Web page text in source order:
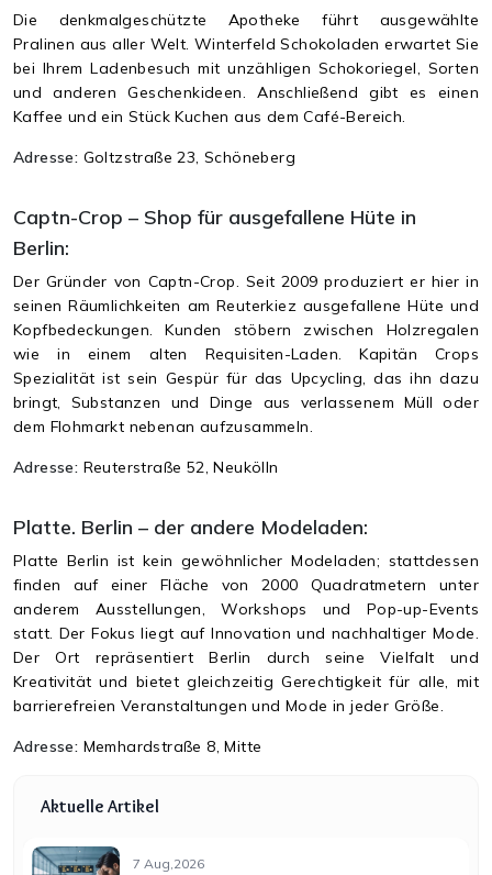
Die denkmalgeschützte Apotheke führt ausgewählte
Pralinen aus aller Welt. Winterfeld Schokoladen erwartet Sie
bei Ihrem Ladenbesuch mit unzähligen Schokoriegel, Sorten
und anderen Geschenkideen. Anschließend gibt es einen
Kaffee und ein Stück Kuchen aus dem Café-Bereich.
Adresse: Goltzstraße 23, Schöneberg
Captn-Crop – Shop für ausgefallene Hüte in
Berlin:
Der Gründer von Captn-Crop. Seit 2009 produziert er hier in
seinen Räumlichkeiten am Reuterkiez ausgefallene Hüte und
Kopfbedeckungen. Kunden stöbern zwischen Holzregalen
wie in einem alten Requisiten-Laden. Kapitän Crops
Spezialität ist sein Gespür für das Upcycling, das ihn dazu
bringt, Substanzen und Dinge aus verlassenem Müll oder
dem Flohmarkt nebenan aufzusammeln.
Adresse: Reuterstraße 52, Neukölln
Platte. Berlin – der andere Modeladen:
Platte Berlin ist kein gewöhnlicher Modeladen; stattdessen
finden auf einer Fläche von 2000 Quadratmetern unter
anderem Ausstellungen, Workshops und Pop-up-Events
statt. Der Fokus liegt auf Innovation und nachhaltiger Mode.
Der Ort repräsentiert Berlin durch seine Vielfalt und
Kreativität und bietet gleichzeitig Gerechtigkeit für alle, mit
barrierefreien Veranstaltungen und Mode in jeder Größe.
Adresse: Memhardstraße 8, Mitte
Aktuelle Artikel
7 Aug,2026